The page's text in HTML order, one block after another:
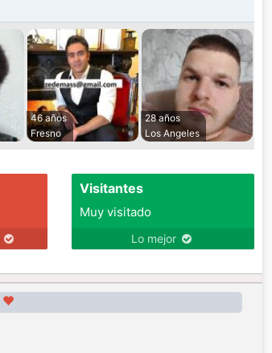
46 años
Fresno
28 años
Los Angeles
Visitantes
Muy visitado
Lo mejor